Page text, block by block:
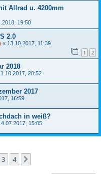
Allrad u. 4200mm
19:50
2.0
« 13.10.2017, 11:39
1 2
2018
20:52
2017
16:59
in weiß?
15:05
3 4